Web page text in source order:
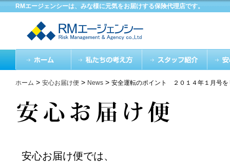
RMエージェンシーは、みな様に元気をお届けする保険代理店です。
ホーム > 安心お届け便 > News > 安全運転のポイント ２０１４年１月号を
安心お届け便では、